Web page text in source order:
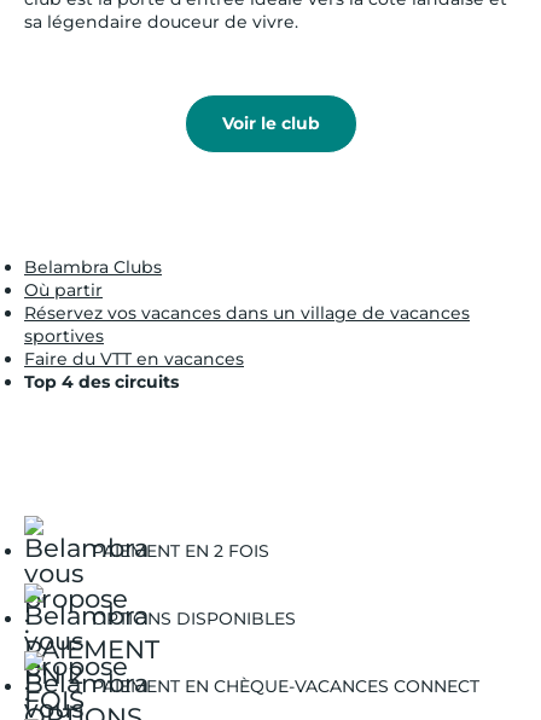
sa légendaire douceur de vivre.
Voir le club
Belambra Clubs
Où partir
Réservez vos vacances dans un village de vacances
sportives
Faire du VTT en vacances
Top 4 des circuits
PAIEMENT EN 2 FOIS
OPTIONS DISPONIBLES
PAIEMENT EN CHÈQUE-VACANCES CONNECT